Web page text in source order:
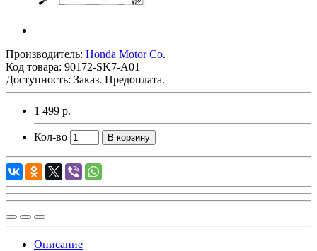
Производитель: Honda Motor Co.
Код товара: 90172-SK7-A01
Доступность: Заказ. Предоплата.
1 499 р.
Кол-во В корзину
Описание